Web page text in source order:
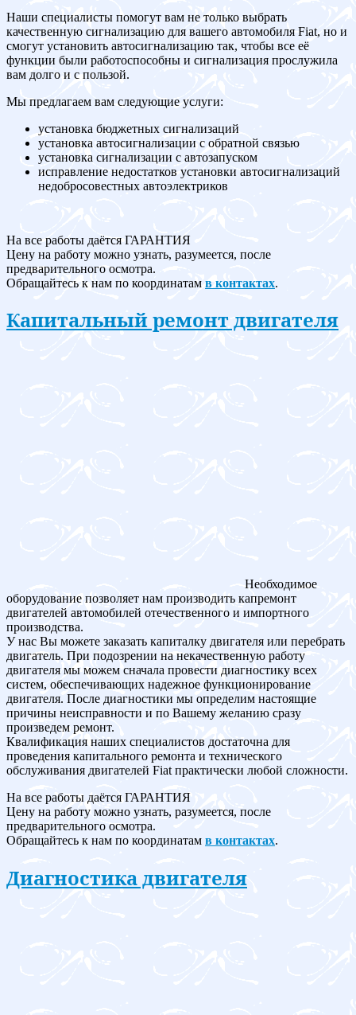
Наши специалисты помогут вам не только выбрать
качественную сигнализацию для вашего автомобиля Fiat, но и
смогут установить автосигнализацию так, чтобы все её
функции были работоспособны и сигнализация прослужила
вам долго и с пользой.
Мы предлагаем вам следующие услуги:
установка бюджетных сигнализаций
установка автосигнализации с обратной связью
установка сигнализации с автозапуском
исправление недостатков установки автосигнализаций
недобросовестных автоэлектриков
На все работы даётся ГАРАНТИЯ
Цену на работу можно узнать, разумеется, после
предварительного осмотра.
Обращайтесь к нам по координатам в контактах.
Капитальный ремонт двигателя
Необходимое
оборудование позволяет нам производить капремонт
двигателей автомобилей отечественного и импортного
производства.
У нас Вы можете заказать капиталку двигателя или перебрать
двигатель. При подозрении на некачественную работу
двигателя мы можем сначала провести диагностику всех
систем, обеспечивающих надежное функционирование
двигателя. После диагностики мы определим настоящие
причины неисправности и по Вашему желанию сразу
произведем ремонт.
Квалификация наших специалистов достаточна для
проведения капитального ремонта и технического
обслуживания двигателей Fiat практически любой сложности.
На все работы даётся ГАРАНТИЯ
Цену на работу можно узнать, разумеется, после
предварительного осмотра.
Обращайтесь к нам по координатам в контактах.
Диагностика двигателя